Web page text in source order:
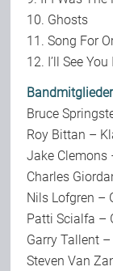
10. Ghosts
11. Song For
12. I’ll See
Bruce
Roy Bittan –
Jake Clemons
Charles
Nils Lofgren –
Patti Scialfa –
Garry Tallent
Steven Van